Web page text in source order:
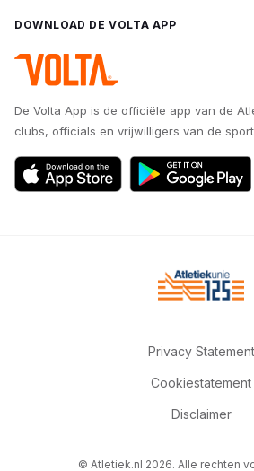
DOWNLOAD DE VOLTA APP
De Volta App is de officiële app van de
clubs, officials en vrijwilligers van de
Privacy Statement
Cookiestatement
Disclaimer
© Atletiek.nl 2026. Alle rechten